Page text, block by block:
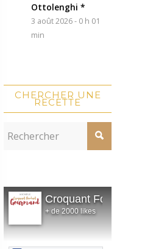
Ottolenghi *
3 août 2026 - 0 h 01
min
CHERCHER UNE
RECETTE
Croquant Fondant
+ de 2000 likes